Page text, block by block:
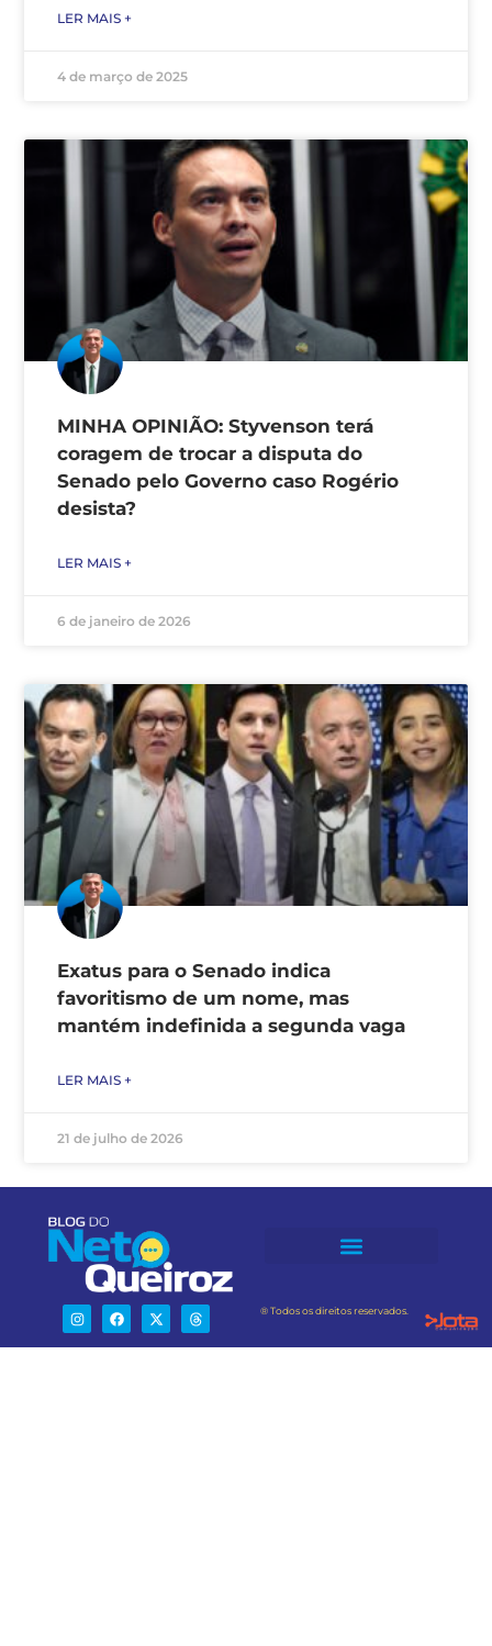
LER MAIS +
4 de março de 2025
MINHA OPINIÃO: Styvenson terá
coragem de trocar a disputa do
Senado pelo Governo caso Rogério
desista?
LER MAIS +
6 de janeiro de 2026
Exatus para o Senado indica
favoritismo de um nome, mas
mantém indefinida a segunda vaga
LER MAIS +
21 de julho de 2026
® Todos os direitos reservados.